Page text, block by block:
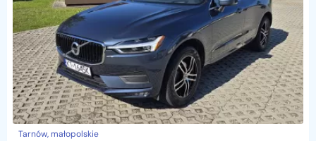
Tarnów, małopolskie